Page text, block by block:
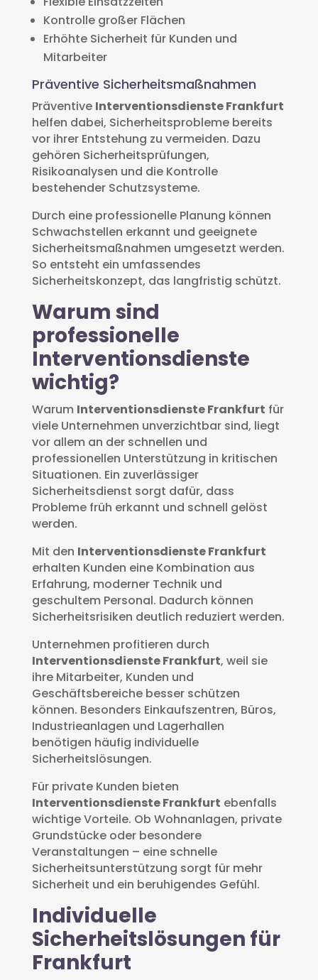
Kontrolle großer Flächen
Erhöhte Sicherheit für Kunden und
Mitarbeiter
Präventive Sicherheitsmaßnahmen
Präventive Interventionsdienste Frankfurt
helfen dabei, Sicherheitsprobleme bereits
vor ihrer Entstehung zu vermeiden. Dazu
gehören Sicherheitsprüfungen,
Risikoanalysen und die Kontrolle
bestehender Schutzsysteme.
Durch eine professionelle Planung können
Schwachstellen erkannt und geeignete
Sicherheitsmaßnahmen umgesetzt werden.
So entsteht ein umfassendes
Sicherheitskonzept, das langfristig schützt.
Warum sind
professionelle
Interventionsdienste
wichtig?
Warum Interventionsdienste Frankfurt für
viele Unternehmen unverzichtbar sind, liegt
vor allem an der schnellen und
professionellen Unterstützung in kritischen
Situationen. Ein zuverlässiger
Sicherheitsdienst sorgt dafür, dass
Probleme früh erkannt und schnell gelöst
werden.
Mit den Interventionsdienste Frankfurt
erhalten Kunden eine Kombination aus
Erfahrung, moderner Technik und
geschultem Personal. Dadurch können
Sicherheitsrisiken deutlich reduziert werden.
Unternehmen profitieren durch
Interventionsdienste Frankfurt, weil sie
ihre Mitarbeiter, Kunden und
Geschäftsbereiche besser schützen
können. Besonders Einkaufszentren, Büros,
Industrieanlagen und Lagerhallen
benötigen häufig individuelle
Sicherheitslösungen.
Für private Kunden bieten
Interventionsdienste Frankfurt ebenfalls
wichtige Vorteile. Ob Wohnanlagen, private
Grundstücke oder besondere
Veranstaltungen – eine schnelle
Sicherheitsunterstützung sorgt für mehr
Sicherheit und ein beruhigendes Gefühl.
Individuelle
Sicherheitslösungen für
Frankfurt